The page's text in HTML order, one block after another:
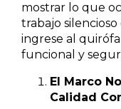
mostrar lo que
trabajo
ingrese al
funcional y
El Marco
Calidad